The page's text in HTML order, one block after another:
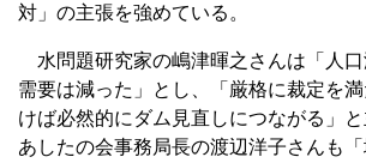
対」の主張を強めている。
水問題研究家の嶋津暉之さんは「人
需要は減った」とし、「厳格に裁定を
けば必然的にダム見直しにつながる」
あしたの会事務局長の渡辺洋子さんも